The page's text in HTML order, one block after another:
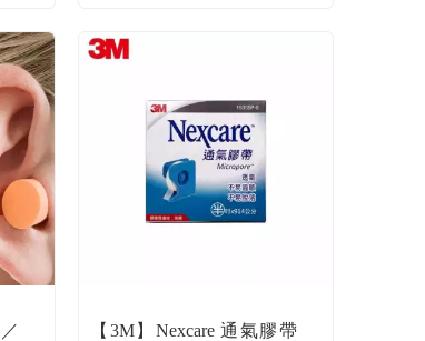
【3M】Nexcare 通氣膠帶